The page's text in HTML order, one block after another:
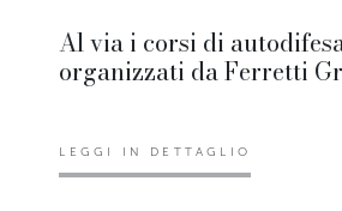
Al via i corsi di
organizzati da Ferretti
LEGGI IN DETTAGLIO